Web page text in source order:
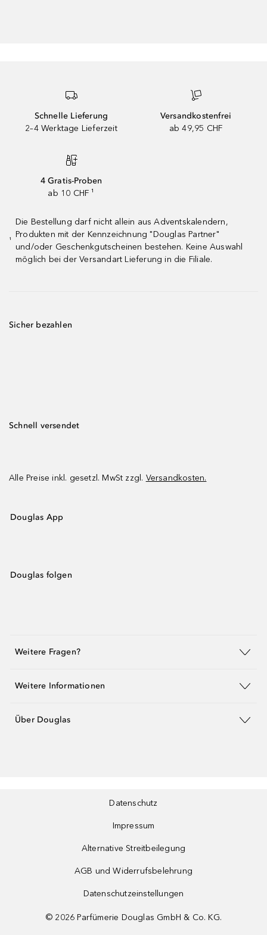
Schnelle Lieferung
2–4 Werktage Lieferzeit
Versandkostenfrei
ab 49,95 CHF
4 Gratis-Proben
ab 10 CHF ¹
¹
Die Bestellung darf nicht allein aus Adventskalendern,
Produkten mit der Kennzeichnung "Douglas Partner"
und/oder Geschenkgutscheinen bestehen. Keine Auswahl
möglich bei der Versandart Lieferung in die Filiale.
Sicher bezahlen
Schnell versendet
Alle Preise inkl. gesetzl. MwSt zzgl. Versandkosten.
Douglas App
Douglas folgen
Weitere Fragen?
Weitere Informationen
Über Douglas
Datenschutz
Impressum
Alternative Streitbeilegung
AGB und Widerrufsbelehrung
Datenschutzeinstellungen
© 2026 Parfümerie Douglas GmbH & Co. KG.